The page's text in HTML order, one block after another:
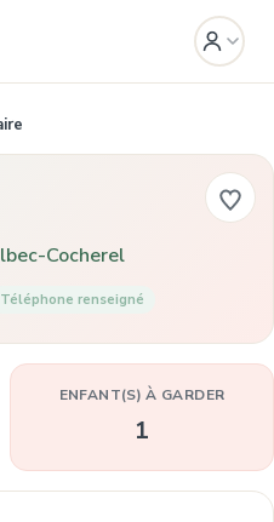
Cocherel
Téléphone renseigné
ENFANT(S) À GARDER
1